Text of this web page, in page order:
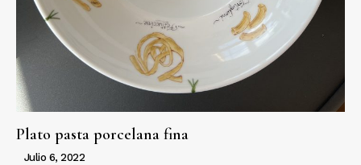
Plato pasta porcelana fina
Julio 6, 2022